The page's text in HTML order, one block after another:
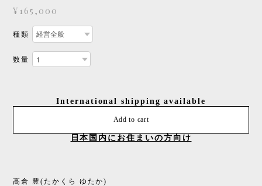
¥165,000
種類
数量
International shipping available
Add to cart
日本国内にお住まいの方向け
高倉 豊(たかくら ゆたか)